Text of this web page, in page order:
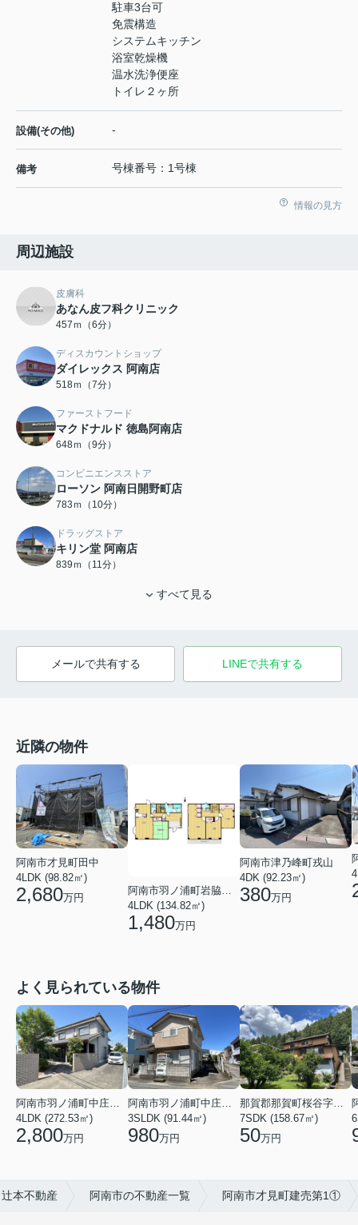
駐車3台可
免震構造
システムキッチン
浴室乾燥機
温水洗浄便座
トイレ２ヶ所
設備(その他) -
備考 号棟番号：1号棟
情報の見方
周辺施設
皮膚科
あなん皮フ科クリニック
457ｍ（6分）
ディスカウントショップ
ダイレックス 阿南店
518ｍ（7分）
ファーストフード
マクドナルド 徳島阿南店
648ｍ（9分）
コンビニエンスストア
ローソン 阿南日開野町店
783ｍ（10分）
ドラッグストア
キリン堂 阿南店
839ｍ（11分）
すべて見る
メールで共有する LINEで共有する
近隣の物件
阿南市才見町田中
4LDK (98.82㎡)
2,680万円
阿南市羽ノ浦町岩脇奥ノ谷
4LDK (134.82㎡)
1,480万円
阿南市津乃峰町戎山
4DK (92.23㎡)
380万円
よく見られている物件
阿南市羽ノ浦町中庄神木
4LDK (272.53㎡)
2,800万円
阿南市羽ノ浦町中庄神木
3SLDK (91.44㎡)
980万円
那賀郡那賀町桜谷字東畑
7SDK (158.67㎡)
50万円
本不動産 阿南市の不動産一覧 阿南市才見町建売第1①